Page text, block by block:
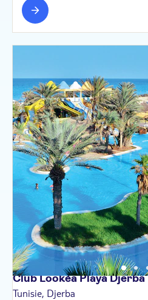
Club Lookéa PlayaDjerba
Tunisie, Djerba